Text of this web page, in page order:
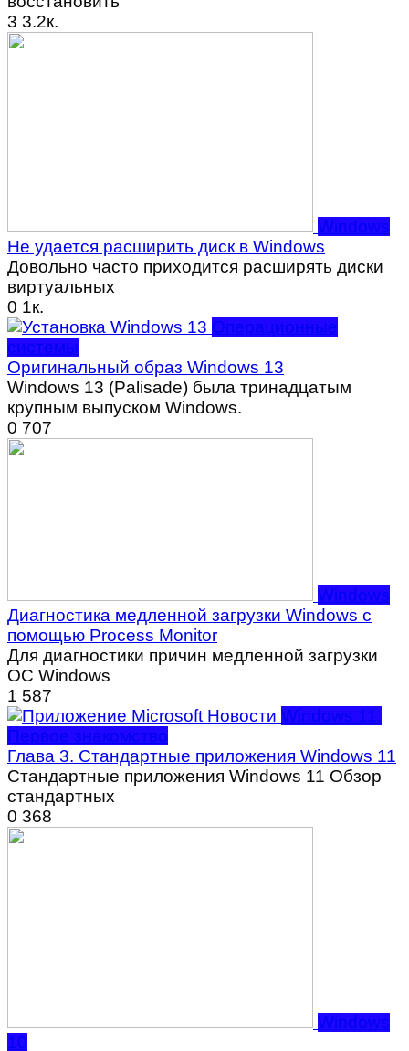
3 3.2к.
Windows
Не удается расширить диск в Windows
Довольно часто приходится расширять диски
виртуальных
0 1к.
Операционные
системы
Оригинальный образ Windows 13
Windows 13 (Palisade) была тринадцатым
крупным выпуском Windows.
0 707
Windows
Диагностика медленной загрузки Windows с
помощью Process Monitor
Для диагностики причин медленной загрузки
ОС Windows
1 587
Windows 11.
Первое знакомство
Глава 3. Стандартные приложения Windows 11
Стандартные приложения Windows 11 Обзор
стандартных
0 368
Windows
10